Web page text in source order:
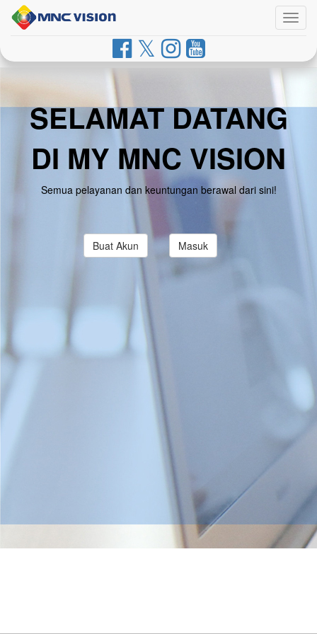
SELAMAT DATANG
DI MY MNC VISION
Semua pelayanan dan keuntungan berawal dari sini!
Buat Akun Masuk